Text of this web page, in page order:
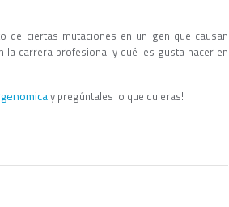
de ciertas mutaciones en un gen que causan
carrera profesional y qué les gusta hacer en
y pregúntales lo que quieras!